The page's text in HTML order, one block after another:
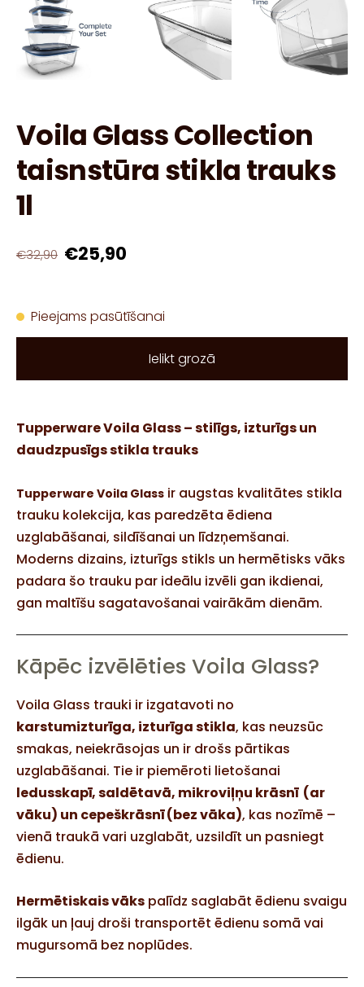
Voila Glass Collection
taisnstūra stikla trauks
1l
€32,90 €25,90
Pieejams pasūtīšanai
Ielikt grozā
Tupperware Voila Glass – stilīgs, izturīgs un
daudzpusīgs stikla trauks
Tupperware Voila Glass ir augstas kvalitātes stikla
trauku kolekcija, kas paredzēta ēdiena
uzglabāšanai, sildīšanai un līdzņemšanai.
Moderns dizains, izturīgs stikls un hermētisks vāks
padara šo trauku par ideālu izvēli gan ikdienai,
gan maltīšu sagatavošanai vairākām dienām.
Kāpēc izvēlēties Voila Glass?
Voila Glass trauki ir izgatavoti no
karstumizturīga, izturīga stikla, kas neuzsūc
smakas, neiekrāsojas un ir drošs pārtikas
uzglabāšanai. Tie ir piemēroti lietošanai
ledusskapī, saldētavā, mikroviļņu krāsnī (ar
vāku) un cepeškrāsnī (bez vāka), kas nozīmē –
vienā traukā vari uzglabāt, uzsildīt un pasniegt
ēdienu.
Hermētiskais vāks palīdz saglabāt ēdienu svaigu
ilgāk un ļauj droši transportēt ēdienu somā vai
mugursomā bez noplūdes.